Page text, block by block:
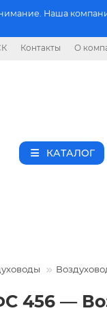
Наша
Контакты О
КАТАЛОГ
456 —